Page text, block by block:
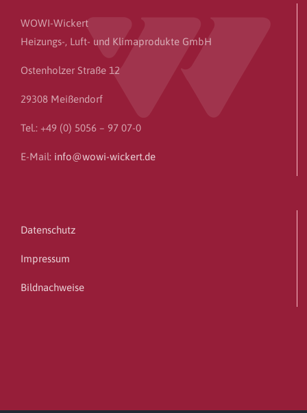
WOWI-Wickert
Heizungs-, Luft- und Klimaprodukte GmbH
Ostenholzer Straße 12
29308 Meißendorf
Tel.: +49 (0) 5056 – 97 07-0
E-Mail: info@wowi-wickert.de
Datenschutz
Impressum
Bildnachweise